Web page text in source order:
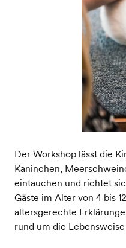
Der Workshop lässt die
Kaninchen,
eintauchen und richtet
Gäste im Alter von 4 bis
altersgerechte
rund um die